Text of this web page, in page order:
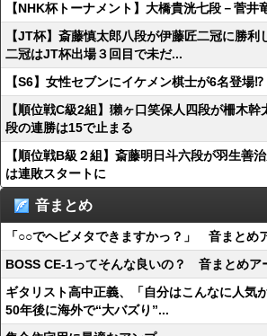
【NHK杯トーナメント】大橋貴洸七段－菅井
【JT杯】斎藤慎太郎八段が伊藤匠二冠に勝
二冠はJT杯出場３回目で未だ...
【S6】女性セブンにイケメン棋士が6名登場⁉
【順位戦C級2組】獺ヶ口笑保人四段が柵木
段の連勝は15で止まる
【順位戦B級２組】斎藤明日斗六段が羽生善
は連敗スタートに
音まとめ
「○○でヘビメタできますかっ？」 音まとめ
BOSS CE-1ってそんな良いの？ 音まとめア
ギタリスト高中正義、「自分はこんなに人気
50年後に海外で“大バズり”...